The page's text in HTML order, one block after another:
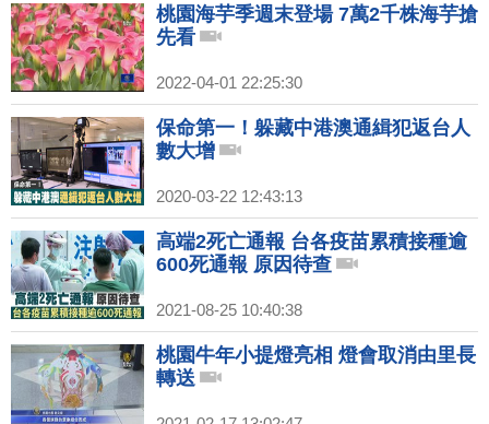
桃園海芋季週末登場 7萬2千株海芋搶
先看
2022-04-01 22:25:30
保命第一！躲藏中港澳通緝犯返台人
數大增
2020-03-22 12:43:13
高端2死亡通報 台各疫苗累積接種逾
600死通報 原因待查
2021-08-25 10:40:38
桃園牛年小提燈亮相 燈會取消由里長
轉送